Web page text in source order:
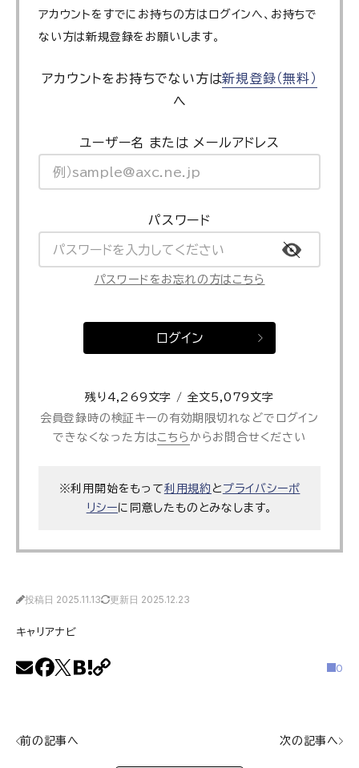
アカウントをすでにお持ちの方はログインへ、お持ちで
ない方は新規登録をお願いします。
アカウントをお持ちでない方は新規登録（無料）
へ
ユーザー名 または メールアドレス
パスワード
パスワードをお忘れの方はこちら
ログイン
残り4,269文字 / 全文5,079文字
会員登録時の検証キーの有効期限切れなどでログイン
できなくなった方はこちら からお問合せください
※利用開始をもって利用規約 と プライバシーポ
リシーに同意したものとみなします。
投稿日 2025.11.13 更新日 2025.12.23
キャリアナビ
0
前の記事へ 次の記事へ